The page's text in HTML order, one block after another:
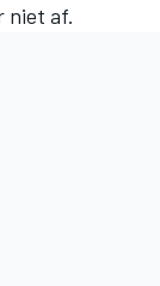
niet af.